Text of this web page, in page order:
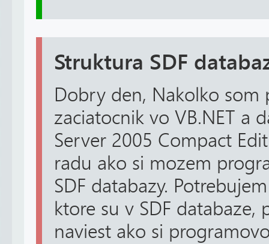
Struktura SDF
Dobry den, Nakolko som
zaciatocnik vo VB.NET a
Server 2005 Compact
radu ako si mozem
SDF databazy.
ktore su v SDF
naviest ako si